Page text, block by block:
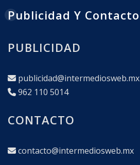
Publicidad Y Contacto
PUBLICIDAD
publicidad@intermediosweb.mx
962 110 5014
CONTACTO
contacto@intermediosweb.mx